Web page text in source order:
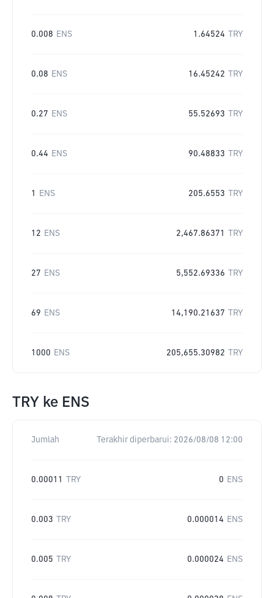
0.008 ENS 1.64524 TRY
0.08 ENS 16.45242 TRY
0.27 ENS 55.52693 TRY
0.44 ENS 90.48833 TRY
1 ENS 205.6553 TRY
12 ENS 2,467.86371 TRY
27 ENS 5,552.69336 TRY
69 ENS 14,190.21637 TRY
1000 ENS 205,655.30982 TRY
TRY ke ENS
Jumlah Terakhir diperbarui: 2026/08/08 12:00
0.00011 TRY 0 ENS
0.003 TRY 0.000014 ENS
0.005 TRY 0.000024 ENS